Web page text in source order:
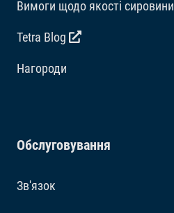
Вимоги щодо якості сировини
Tetra Blog
Hагороди
Обслуговування
Зв'язок